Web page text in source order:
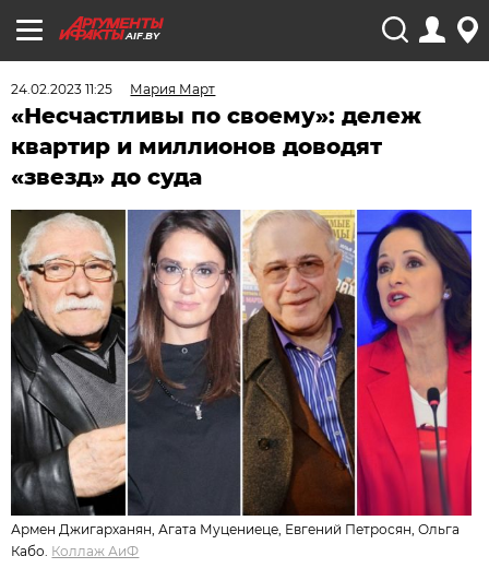
AIF.BY
24.02.2023 11:25 Мария Март
«Несчастливы по своему»: дележ
квартир и миллионов доводят
«звезд» до суда
Армен Джигарханян, Агата Муцениеце, Евгений Петросян, Ольга
Кабо. Коллаж АиФ